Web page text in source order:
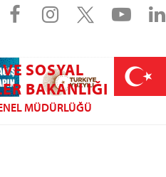
Sosyal
Facebook
Instagram
X
açılır)
(yeni sekmede açılır)
Darülaceze bağış sayfası (yeni
SOSYAL
BAKANLIĞI
MÜDÜRLÜĞÜ